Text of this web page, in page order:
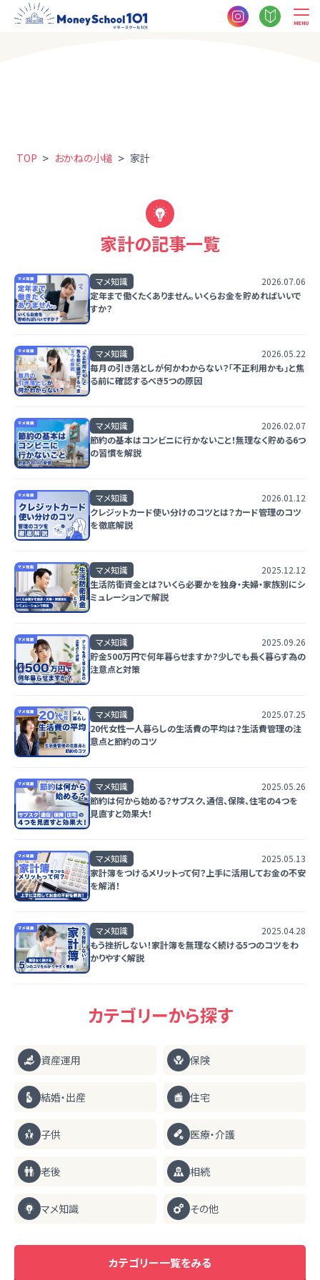
MENU
TOP > おかねの小槌 > 家計
家計の記事一覧
マメ知識
2026.07.06
定年まで働くたくありません。いくらお金を貯めればいいで
すか？
マメ知識
2026.05.22
毎月の引き落としが何かわからない？「不正利用かも」と焦
る前に確認するべき5つの原因
マメ知識
2026.02.07
節約の基本はコンビニに行かないこと！無理なく貯める6つ
の習慣を解説
マメ知識
2026.01.12
クレジットカード使い分けのコツとは？カード管理のコツ
を徹底解説
マメ知識
2025.12.12
生活防衛資金とは？いくら必要かを独身・夫婦・家族別にシ
ミュレーションで解説
マメ知識
2025.09.26
貯金500万円で何年暮らせますか？少しでも長く暮らす為の
注意点と対策
マメ知識
2025.07.25
20代女性一人暮らしの生活費の平均は？生活費管理の注
意点と節約のコツ
マメ知識
2025.05.26
節約は何から始める？サブスク、通信、保険、住宅の４つを
見直すと効果大！
マメ知識
2025.05.13
家計簿をつけるメリットって何？上手に活用してお金の不安
を解消！
マメ知識
2025.04.28
もう挫折しない！家計簿を無理なく続ける5つのコツをわ
かりやすく解説
カテゴリーから探す
資産運用 保険
結婚・出産 住宅
子供 医療・介護
老後 相続
マメ知識 その他
カテゴリー一覧をみる